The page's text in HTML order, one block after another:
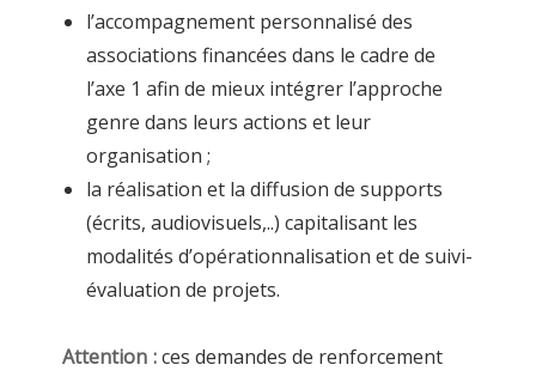
l’accompagnement personnalisé des
associations financées dans le cadre de
l’axe 1 afin de mieux intégrer l’approche
genre dans leurs actions et leur
organisation ;
la réalisation et la diffusion de supports
(écrits, audiovisuels,..) capitalisant les
modalités d’opérationnalisation et de suivi-
évaluation de projets.
Attention :ces demandes de renforcement